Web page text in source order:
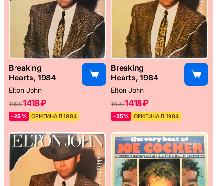
Breaking
Hearts, 1984
Elton John
18901418 ₽
–25% ОРИГИНАЛ 1984
Breaking
Hearts, 1984
Elton John
18901418 ₽
–25% ОРИГИНАЛ 1984